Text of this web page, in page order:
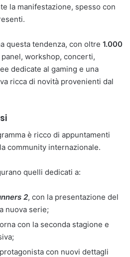
la manifestazione, spesso con
questa tendenza, con oltre 1.000
panel, workshop, concerti,
dedicate al gaming e una
ricca di novità provenienti dal
è ricco di appuntamenti
community internazionale.
quelli dedicati a:
2, con la presentazione del
nuova serie;
con la seconda stagione e
con nuovi dettagli